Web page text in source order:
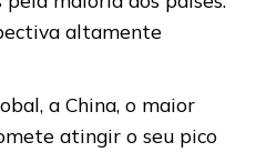
altamente
a China, o maior
atingir o seu pico